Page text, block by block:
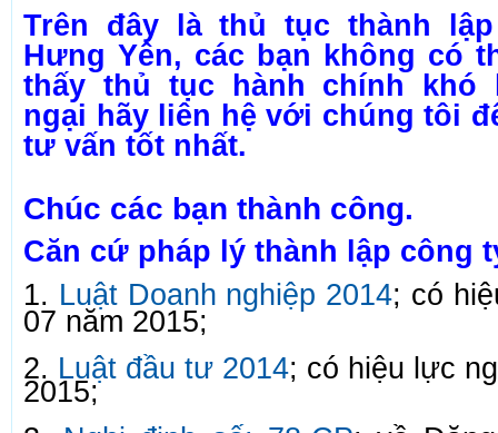
Trên đây là thủ tục thành
Hưng Yên, các bạn không có
thấy thủ tục hành chính khó
ngại hãy liên hệ với chúng tôi
tư vấn tốt nhất.
Chúc các bạn thành công.
Căn cứ pháp lý thành lập công
1. Luật Doanh nghiệp 2014; có
07 năm 2015;
2. Luật đầu tư 2014; có hiệu lực
2015;